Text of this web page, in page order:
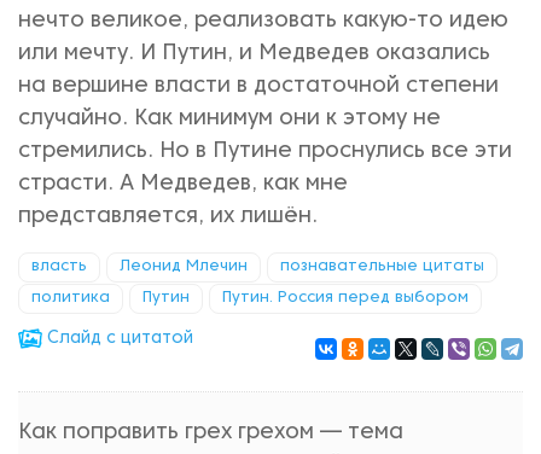
нечто великое, реализовать какую-то идею
или мечту. И Путин, и Медведев оказались
на вершине власти в достаточной степени
случайно. Как минимум они к этому не
стремились. Но в Путине проснулись все эти
страсти. А Медведев, как мне
представляется, их лишён.
власть Леонид Млечин познавательные цитаты
политика Путин Путин. Россия перед выбором
Cлайд с цитатой
Как поправить грех грехом — тема